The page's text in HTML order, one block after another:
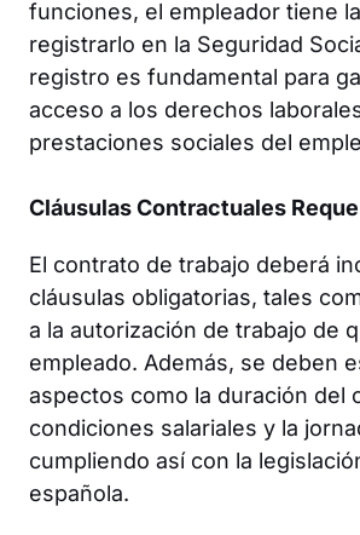
funciones, el empleador tiene
registrarlo en la Seguridad
registro es fundamental para
acceso a los derechos
prestaciones sociales del
Cláusulas Contractuales
El contrato de trabajo deberá
cláusulas obligatorias, tales
a la autorización de trabajo de
empleado. Además, se deben
aspectos como la duración del
condiciones salariales y la
cumpliendo así con la
española.